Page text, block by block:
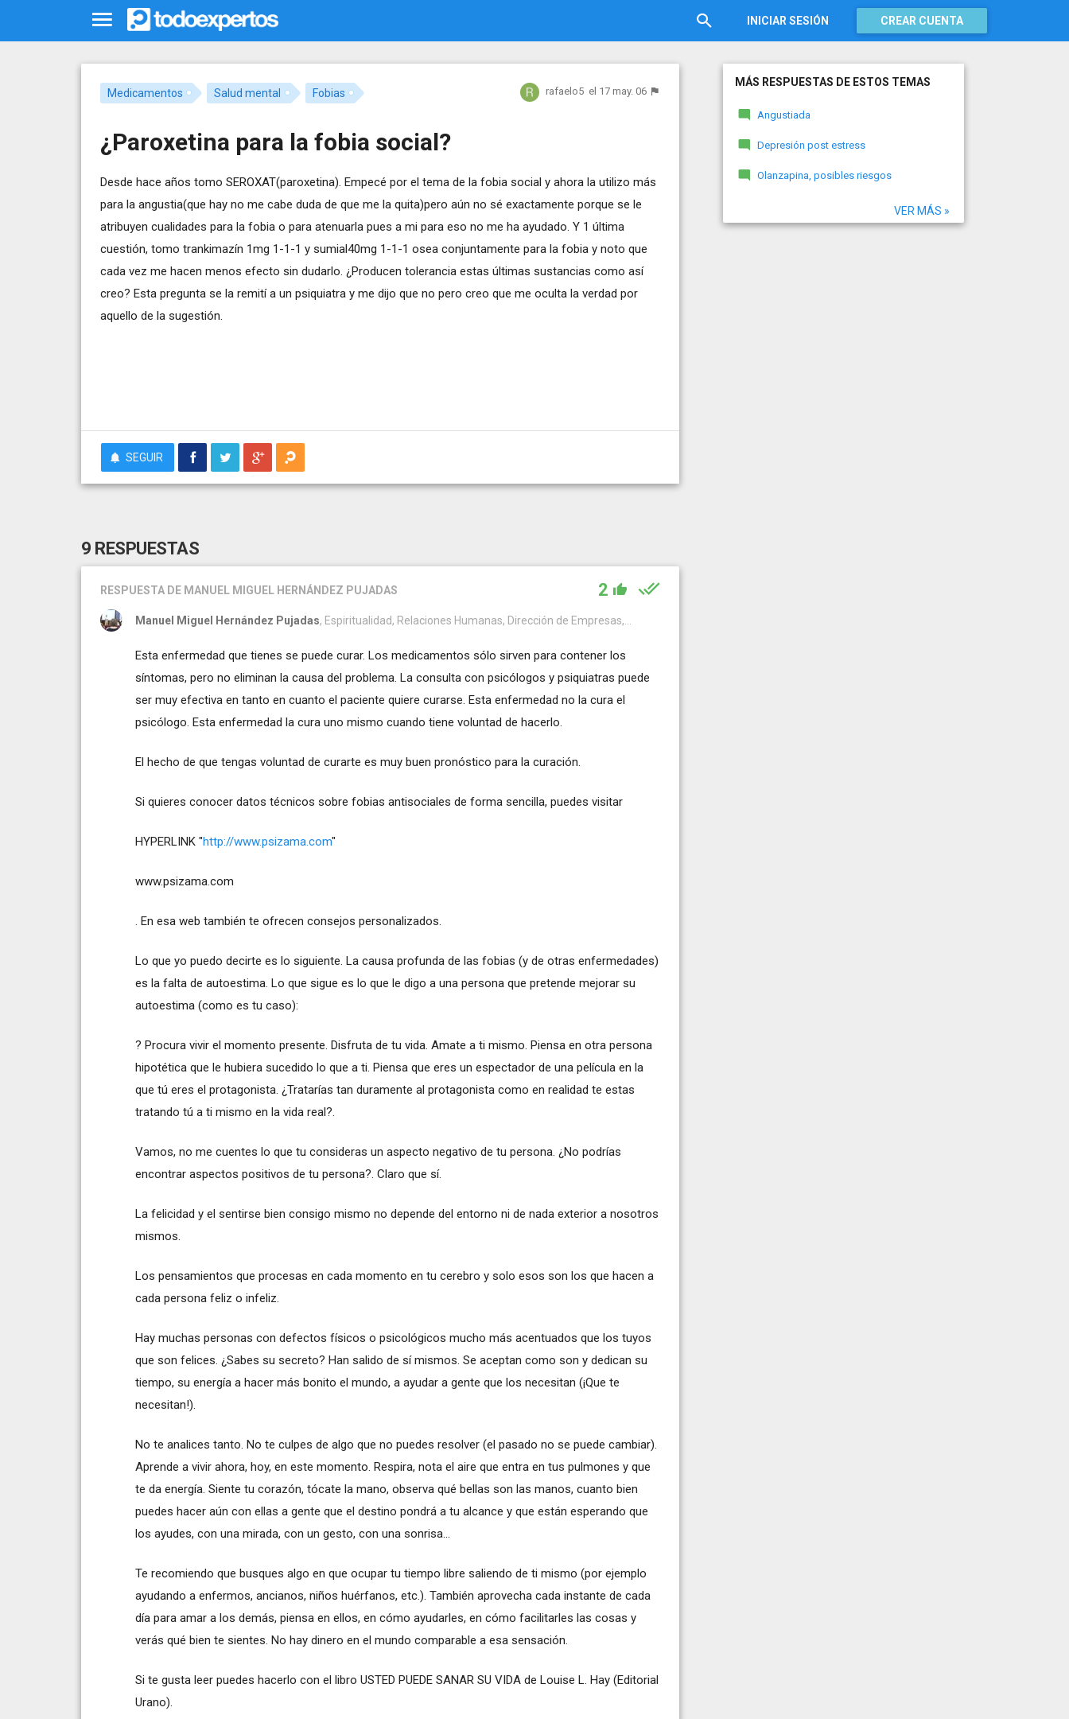
INICIAR SESIÓN CREAR CUENTA
Medicamentos Salud mental Fobias rafaelo5 el 17 may. 06
¿Paroxetina para la fobia social?
Desde hace años tomo SEROXAT(paroxetina). Empecé por el tema de la fobia social y ahora la utilizo más
para la angustia(que hay no me cabe duda de que me la quita)pero aún no sé exactamente porque se le
atribuyen cualidades para la fobia o para atenuarla pues a mi para eso no me ha ayudado. Y 1 última
cuestión, tomo trankimazín 1mg 1-1-1 y sumial40mg 1-1-1 osea conjuntamente para la fobia y noto que
cada vez me hacen menos efecto sin dudarlo. ¿Producen tolerancia estas últimas sustancias como así
creo? Esta pregunta se la remití a un psiquiatra y me dijo que no pero creo que me oculta la verdad por
aquello de la sugestión.
SEGUIR
9 RESPUESTAS
RESPUESTA DE MANUEL MIGUEL HERNÁNDEZ PUJADAS 2
Manuel Miguel Hernández Pujadas, Espiritualidad, Relaciones Humanas, Dirección de Empresas,...
Esta enfermedad que tienes se puede curar. Los medicamentos sólo sirven para contener los
síntomas, pero no eliminan la causa del problema. La consulta con psicólogos y psiquiatras puede
ser muy efectiva en tanto en cuanto el paciente quiere curarse. Esta enfermedad no la cura el
psicólogo. Esta enfermedad la cura uno mismo cuando tiene voluntad de hacerlo.
El hecho de que tengas voluntad de curarte es muy buen pronóstico para la curación.
Si quieres conocer datos técnicos sobre fobias antisociales de forma sencilla, puedes visitar
HYPERLINK "http://www.psizama.com"
www.psizama.com
. En esa web también te ofrecen consejos personalizados.
Lo que yo puedo decirte es lo siguiente. La causa profunda de las fobias (y de otras enfermedades)
es la falta de autoestima. Lo que sigue es lo que le digo a una persona que pretende mejorar su
autoestima (como es tu caso):
? Procura vivir el momento presente. Disfruta de tu vida. Amate a ti mismo. Piensa en otra persona
hipotética que le hubiera sucedido lo que a ti. Piensa que eres un espectador de una película en la
que tú eres el protagonista. ¿Tratarías tan duramente al protagonista como en realidad te estas
tratando tú a ti mismo en la vida real?.
Vamos, no me cuentes lo que tu consideras un aspecto negativo de tu persona. ¿No podrías
encontrar aspectos positivos de tu persona?. Claro que sí.
La felicidad y el sentirse bien consigo mismo no depende del entorno ni de nada exterior a nosotros
mismos.
Los pensamientos que procesas en cada momento en tu cerebro y solo esos son los que hacen a
cada persona feliz o infeliz.
Hay muchas personas con defectos físicos o psicológicos mucho más acentuados que los tuyos
que son felices. ¿Sabes su secreto? Han salido de sí mismos. Se aceptan como son y dedican su
tiempo, su energía a hacer más bonito el mundo, a ayudar a gente que los necesitan (¡Que te
necesitan!).
No te analices tanto. No te culpes de algo que no puedes resolver (el pasado no se puede cambiar).
Aprende a vivir ahora, hoy, en este momento. Respira, nota el aire que entra en tus pulmones y que
te da energía. Siente tu corazón, tócate la mano, observa qué bellas son las manos, cuanto bien
puedes hacer aún con ellas a gente que el destino pondrá a tu alcance y que están esperando que
los ayudes, con una mirada, con un gesto, con una sonrisa...
Te recomiendo que busques algo en que ocupar tu tiempo libre saliendo de ti mismo (por ejemplo
ayudando a enfermos, ancianos, niños huérfanos, etc.). También aprovecha cada instante de cada
día para amar a los demás, piensa en ellos, en cómo ayudarles, en cómo facilitarles las cosas y
verás qué bien te sientes. No hay dinero en el mundo comparable a esa sensación.
Si te gusta leer puedes hacerlo con el libro USTED PUEDE SANAR SU VIDA de Louise L. Hay (Editorial
Urano).
MÁS RESPUESTAS DE ESTOS TEMAS
Angustiada
Depresión post estress
Olanzapina, posibles riesgos
VER MÁS »